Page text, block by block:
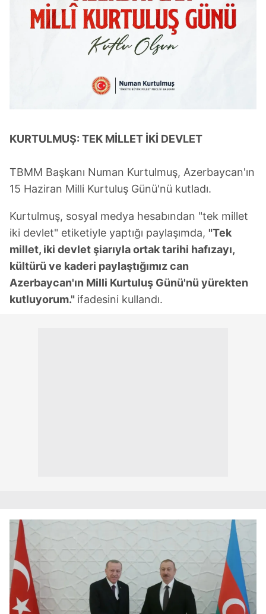
KURTULMUŞ: TEK MİLLET İKİ DEVLET
TBMM Başkanı Numan Kurtulmuş, Azerbaycan'ın
15 Haziran Milli Kurtuluş Günü'nü kutladı.
Kurtulmuş, sosyal medya hesabından "tek millet
iki devlet" etiketiyle yaptığı paylaşımda, "Tek
millet, iki devlet şiarıyla ortak tarihi hafızayı,
kültürü ve kaderi paylaştığımız can
Azerbaycan'ın Milli Kurtuluş Günü'nü yürekten
kutluyorum." ifadesini kullandı.